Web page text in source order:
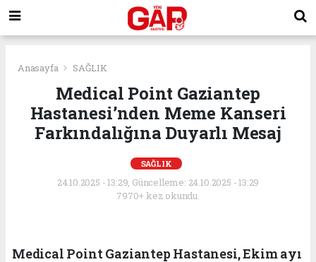
Anasayfa SAĞLIK
Medical Point Gaziantep
Hastanesi’nden Meme Kanseri
Farkındalığına Duyarlı Mesaj
SAĞLIK
24.10.2025 - 13:29, Güncelleme: 24.10.2025 - 13:29
7970+ kez okundu.
Medical Point Gaziantep Hastanesi, Ekim ayı